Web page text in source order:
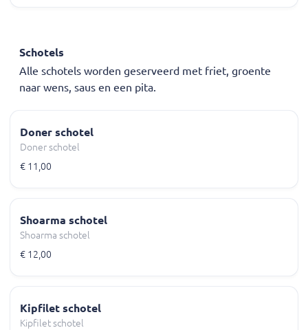
Schotels
Alle schotels worden geserveerd met friet, groente
naar wens, saus en een pita.
Doner schotel
Doner schotel
€ 11,00
Shoarma schotel
Shoarma schotel
€ 12,00
Kipfilet schotel
Kipfilet schotel